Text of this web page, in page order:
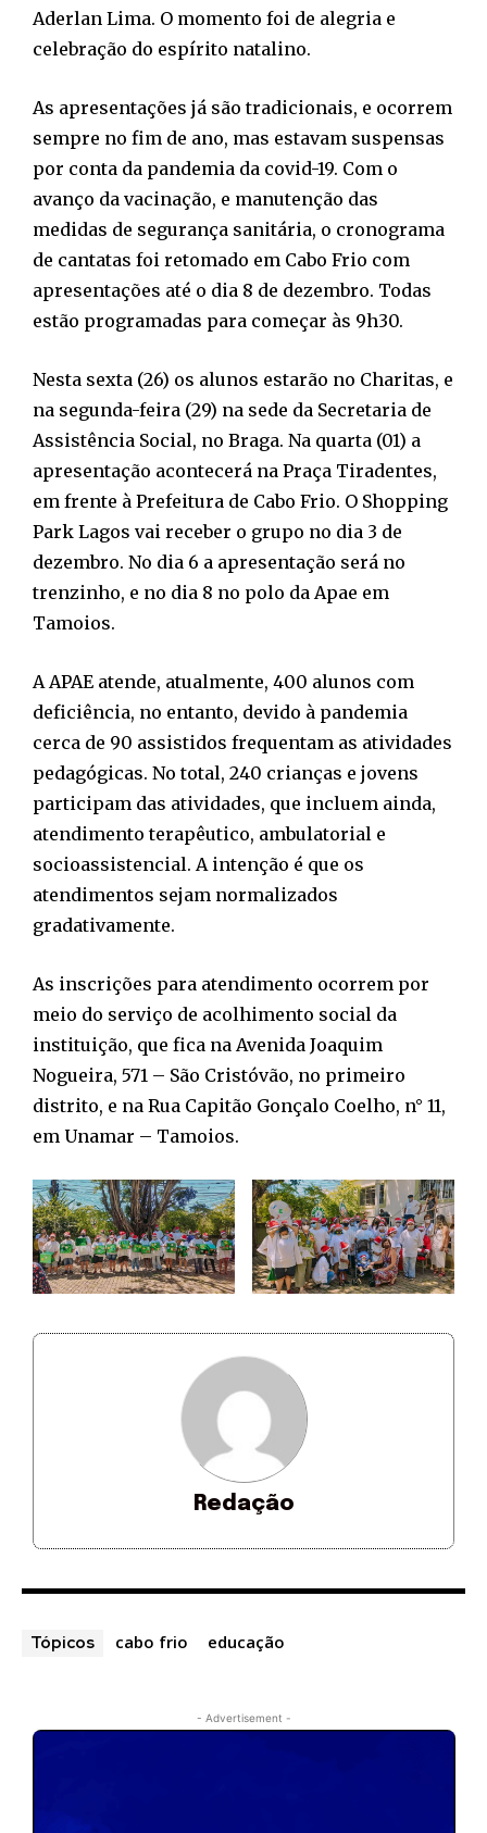
Aderlan Lima. O momento foi de alegria e
celebração do espírito natalino.
As apresentações já são tradicionais, e ocorrem
sempre no fim de ano, mas estavam suspensas
por conta da pandemia da covid-19. Com o
avanço da vacinação, e manutenção das
medidas de segurança sanitária, o cronograma
de cantatas foi retomado em Cabo Frio com
apresentações até o dia 8 de dezembro. Todas
estão programadas para começar às 9h30.
Nesta sexta (26) os alunos estarão no Charitas, e
na segunda-feira (29) na sede da Secretaria de
Assistência Social, no Braga. Na quarta (01) a
apresentação acontecerá na Praça Tiradentes,
em frente à Prefeitura de Cabo Frio. O Shopping
Park Lagos vai receber o grupo no dia 3 de
dezembro. No dia 6 a apresentação será no
trenzinho, e no dia 8 no polo da Apae em
Tamoios.
A APAE atende, atualmente, 400 alunos com
deficiência, no entanto, devido à pandemia
cerca de 90 assistidos frequentam as atividades
pedagógicas. No total, 240 crianças e jovens
participam das atividades, que incluem ainda,
atendimento terapêutico, ambulatorial e
socioassistencial. A intenção é que os
atendimentos sejam normalizados
gradativamente.
As inscrições para atendimento ocorrem por
meio do serviço de acolhimento social da
instituição, que fica na Avenida Joaquim
Nogueira, 571 – São Cristóvão, no primeiro
distrito, e na Rua Capitão Gonçalo Coelho, n° 11,
em Unamar – Tamoios.
Redação
Tópicos cabo frio educação
- Advertisement -